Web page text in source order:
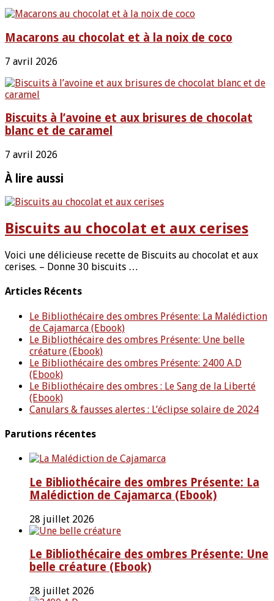
Macarons au chocolat et à la noix de coco
7 avril 2026
Biscuits à l’avoine et aux brisures de chocolat
blanc et de caramel
7 avril 2026
À lire aussi
Biscuits au chocolat et aux cerises
Voici une délicieuse recette de Biscuits au chocolat et aux
cerises. – Donne 30 biscuits …
Articles Récents
Le Bibliothécaire des ombres Présente: La Malédiction
de Cajamarca (Ebook)
Le Bibliothécaire des ombres Présente: Une belle
créature (Ebook)
Le Bibliothécaire des ombres Présente: 2400 A.D
(Ebook)
Le Bibliothécaire des ombres : Le Sang de la Liberté
(Ebook)
Canulars & fausses alertes : L’éclipse solaire de 2024
Parutions récentes
Le Bibliothécaire des ombres Présente: La
Malédiction de Cajamarca (Ebook)
28 juillet 2026
Le Bibliothécaire des ombres Présente: Une
belle créature (Ebook)
28 juillet 2026